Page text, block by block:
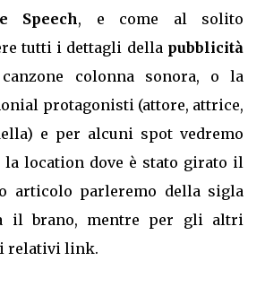
Speech, e come al solito
tutti i dettagli della pubblicità
colonna sonora, o la
protagonisti (attore, attrice,
e per alcuni spot vedremo
la location dove è stato girato il
articolo parleremo della sigla
il brano, mentre per gli altri
relativi link.